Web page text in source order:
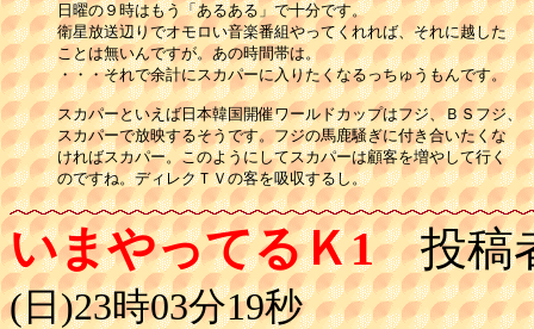
日曜の９時はもう「あるある」で十分です。
衛星放送辺りでオモロい音楽番組やってくれれば、それに越した
ことは無いんですが。あの時間帯は。
・・・それで余計にスカパーに入りたくなるっちゅうもんです。
スカパーといえば日本韓国開催ワールドカップはフジ、ＢＳフジ、
スカパーで放映するそうです。フジの馬鹿騒ぎに付き合いたくな
ければスカパー。このようにしてスカパーは顧客を増やして行く
のですね。ディレクＴＶの客を吸収するし。
いまやってるＫ1投稿
(日)23時03分19秒